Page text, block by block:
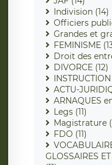
Indivision (14)
Officiers
Grandes et
FEMINISME
Droit des
DIVORCE (12)
INSTRUCTION
ACTU-
ARNAQUES
Legs (11)
Magistrature
FDO (11)
GLOSSAIRES